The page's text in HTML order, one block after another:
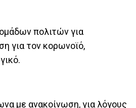
πολιτών για
για τον κορωνοϊό,
με ανακοίνωση, για λόγους